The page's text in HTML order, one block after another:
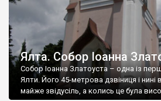
Ялта. Собор Іоанна
Собор Іоанна Златоуста – одна із
Ялти. Його 45-метрова дзвіниця і нині
майже звідусіль, а колись це була